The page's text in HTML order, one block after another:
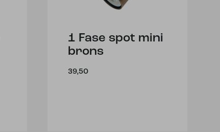
1 Fase spot mini
brons
39,50